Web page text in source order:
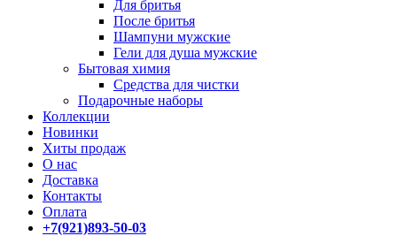
Для бритья
После бритья
Шампуни мужские
Гели для душа мужские
Бытовая химия
Средства для чистки
Подарочные наборы
Коллекции
Новинки
Хиты продаж
О нас
Доставка
Контакты
Оплата
+7(921)893-50-03